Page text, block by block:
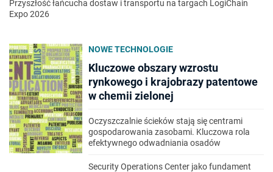
Przyszłość łańcucha dostaw i transportu na targach LogiChain
Expo 2026
NOWE TECHNOLOGIE
Kluczowe obszary wzrostu
rynkowego i krajobrazy patentowe
w chemii zielonej
Oczyszczalnie ścieków stają się centrami
gospodarowania zasobami. Kluczowa rola
efektywnego odwadniania osadów
Security Operations Center jako fundament